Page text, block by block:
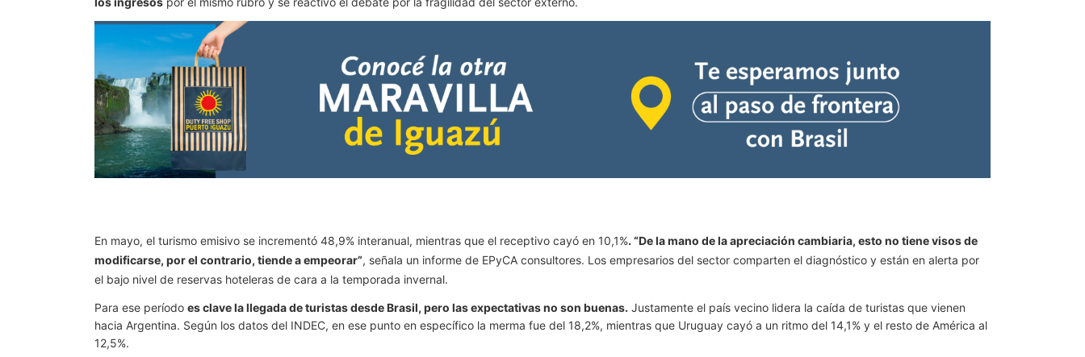
En mayo, el turismo emisivo se incrementó 48,9% interanual, mientras que el receptivo cayó en 10,1%. “De la mano de la apreciación cambiaria, esto no tiene visos de
modificarse, por el contrario, tiende a empeorar”, señala un informe de EPyCA consultores. Los empresarios del sector comparten el diagnóstico y están en alerta por
el bajo nivel de reservas hoteleras de cara a la temporada invernal.
Para ese período es clave la llegada de turistas desde Brasil, pero las expectativas no son buenas. Justamente el país vecino lidera la caída de turistas que vienen
hacia Argentina. Según los datos del INDEC, en ese punto en específico la merma fue del 18,2%, mientras que Uruguay cayó a un ritmo del 14,1% y el resto de América al
12,5%.